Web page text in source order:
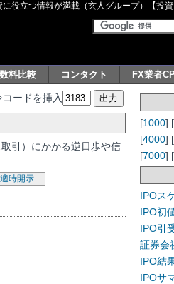
役立つ情報が満載（玄人グループ）【投
料比較 コンタクト FX業者
ードを挿入
引）にかかる逆日歩や信
適時開示
[1000] [
[4000] [
[7000] [
IPOス
IPO初
IPO引
証券会
IPO結
IPOサ